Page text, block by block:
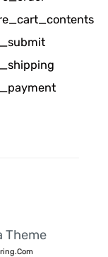
Theme